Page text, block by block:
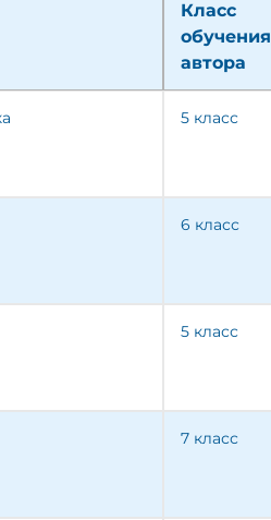
Класс
обучения
автора
5 класс
6 класс
5 класс
7 класс